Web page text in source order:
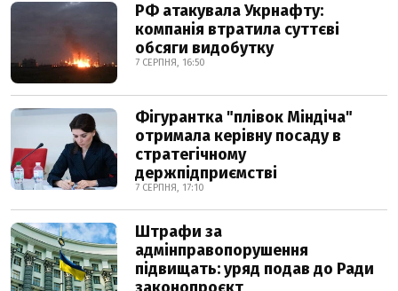
РФ атакувала Укрнафту:
компанія втратила суттєві
обсяги видобутку
7 СЕРПНЯ, 16:50
Фігурантка "плівок Міндіча"
отримала керівну посаду в
стратегічному
держпідприємстві
7 СЕРПНЯ, 17:10
Штрафи за
адмінправопорушення
підвищать: уряд подав до Ради